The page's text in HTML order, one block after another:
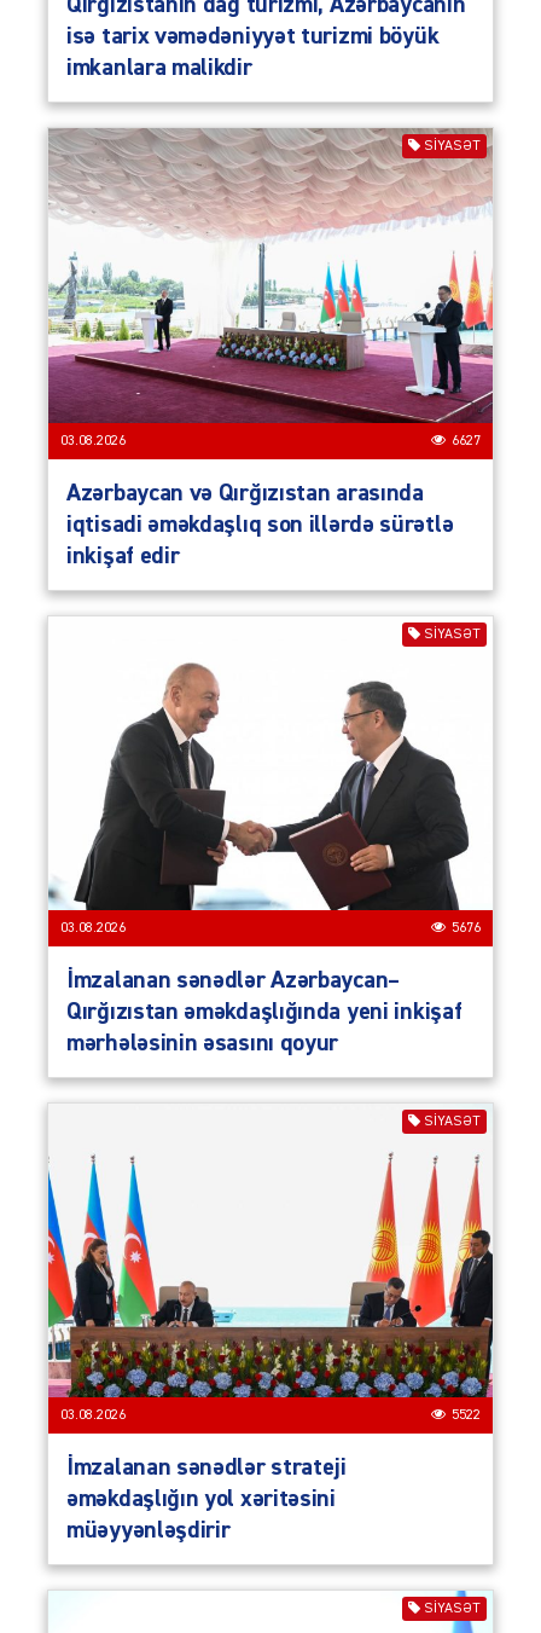
Qırğızıstanın dağ turizmi, Azərbaycanın
isə tarix vəmədəniyyət turizmi böyük
imkanlara malikdir
SIYASƏT
03.08.2026 6627
Azərbaycan və Qırğızıstan arasında
iqtisadi əməkdaşlıq son illərdə sürətlə
inkişaf edir
SIYASƏT
03.08.2026 5676
İmzalanan sənədlər Azərbaycan–
Qırğızıstan əməkdaşlığında yeni inkişaf
mərhələsinin əsasını qoyur
SIYASƏT
03.08.2026 5522
İmzalanan sənədlər strateji
əməkdaşlığın yol xəritəsini
müəyyənləşdirir
SIYASƏT